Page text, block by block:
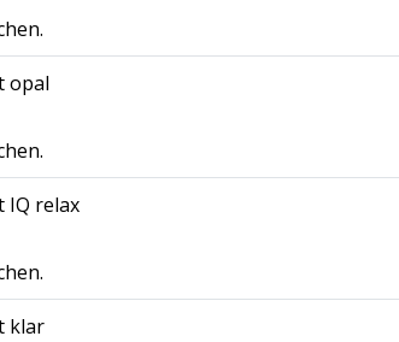
opal
IQ relax
klar